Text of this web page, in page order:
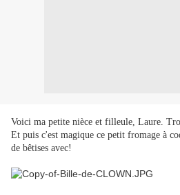
Voici ma petite nièce et filleule, Laure.
Et puis c'est magique ce petit fromage à
de bêtises avec!